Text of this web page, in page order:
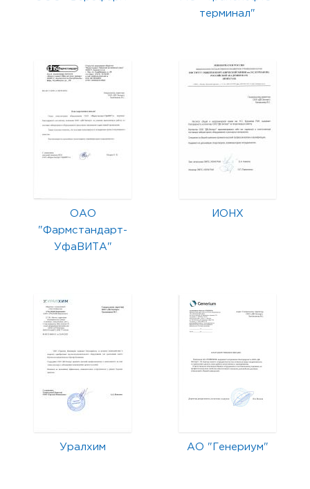
терминал"
ОАО
"Фармстандарт-
УфаВИТА"
ИОНХ
Уралхим АО "Генериум"